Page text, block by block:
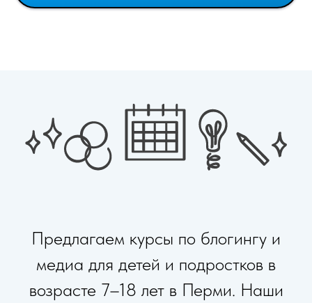
Предлагаем курсы по блогингу и
медиа для детей и подростков в
возрасте 7–18 лет в Перми. Наши